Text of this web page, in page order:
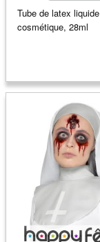
Tube de latex liquide
cosmétique, 28ml